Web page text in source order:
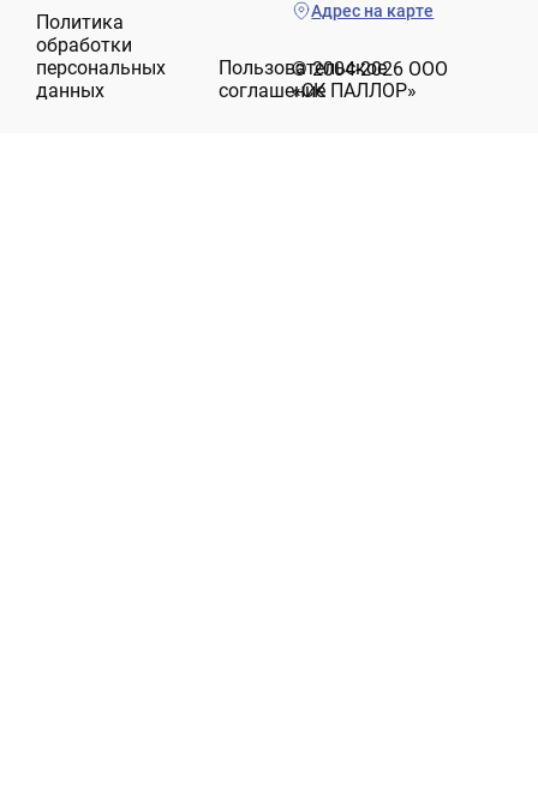
Политика
обработки
персональных
данных
Пользовательское
соглашение
Адрес на карте
© 2004-2026 ООО
«СК ПАЛЛОР»